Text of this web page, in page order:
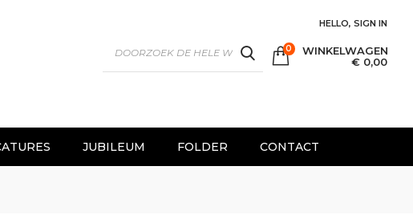
HELLO, SIGN IN
SEARCH WINKELWAGEN
€ 0,00
0
JUBILEUM FOLDER CONTACT